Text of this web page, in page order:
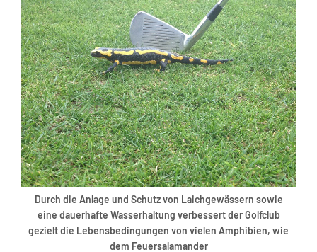
Durch die Anlage und Schutz von Laichgewässern sowie
eine dauerhafte Wasserhaltung verbessert der Golfclub
gezielt die Lebensbedingungen von vielen Amphibien, wie
dem Feuersalamander